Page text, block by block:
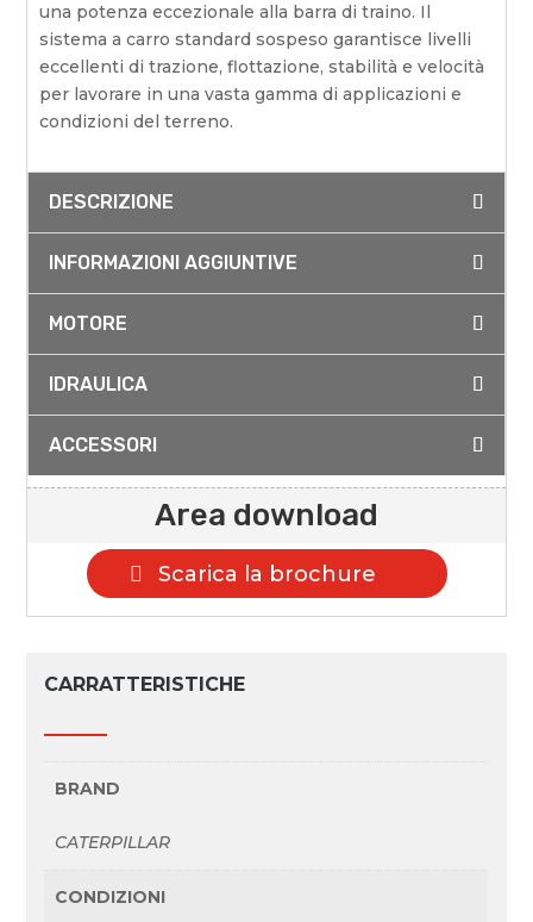
una potenza eccezionale alla barra di traino. Il
sistema a carro standard sospeso garantisce livelli
eccellenti di trazione, flottazione, stabilità e velocità
per lavorare in una vasta gamma di applicazioni e
condizioni del terreno.
DESCRIZIONE
INFORMAZIONI AGGIUNTIVE
MOTORE
IDRAULICA
ACCESSORI
Area download
Scarica la brochure
CARRATTERISTICHE
BRAND
CATERPILLAR
CONDIZIONI